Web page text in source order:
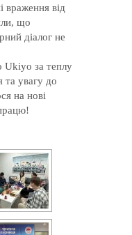
враження від
що
діалог не
за теплу
та увагу до
на нові